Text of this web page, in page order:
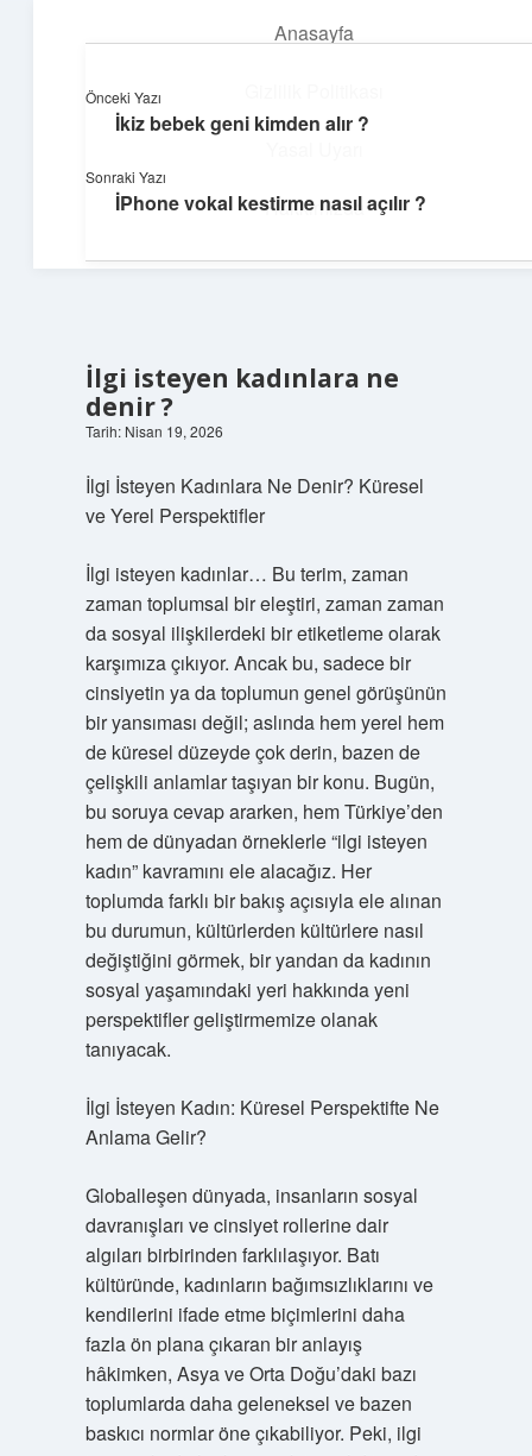
Anasayfa
Hakkımızda
Günlük Hatırlatmalar
Keyifli vakit için kısa ve eğlenceli içerikler.
İlgi isteyen kadınlara ne
denir ?
Tarih: Nisan 19, 2026
İlgi İsteyen Kadınlara Ne Denir? Küresel
ve Yerel Perspektifler
İlgi isteyen kadınlar… Bu terim, zaman
zaman toplumsal bir eleştiri, zaman zaman
da sosyal ilişkilerdeki bir etiketleme olarak
karşımıza çıkıyor. Ancak bu, sadece bir
cinsiyetin ya da toplumun genel görüşünün
bir yansıması değil; aslında hem yerel hem
de küresel düzeyde çok derin, bazen de
çelişkili anlamlar taşıyan bir konu. Bugün,
bu soruya cevap ararken, hem Türkiye’den
hem de dünyadan örneklerle “ilgi isteyen
kadın” kavramını ele alacağız. Her
toplumda farklı bir bakış açısıyla ele alınan
bu durumun, kültürlerden kültürlere nasıl
değiştiğini görmek, bir yandan da kadının
sosyal yaşamındaki yeri hakkında yeni
perspektifler geliştirmemize olanak
tanıyacak.
İlgi İsteyen Kadın: Küresel Perspektifte Ne
Anlama Gelir?
Globalleşen dünyada, insanların sosyal
davranışları ve cinsiyet rollerine dair
algıları birbirinden farklılaşıyor. Batı
kültüründe, kadınların bağımsızlıklarını ve
kendilerini ifade etme biçimlerini daha
fazla ön plana çıkaran bir anlayış
hâkimken, Asya ve Orta Doğu’daki bazı
toplumlarda daha geleneksel ve bazen
baskıcı normlar öne çıkabiliyor. Peki, ilgi
Önceki Yazı
İkiz bebek geni kimden alır ?
Sonraki Yazı
İPhone vokal kestirme nasıl açılır ?